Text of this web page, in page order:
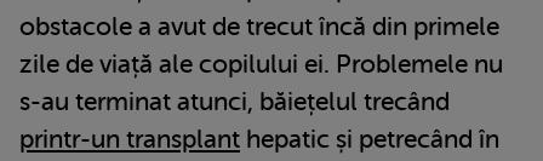
obstacole a avut de trecut încă din primele
zile de viață ale copilului ei. Problemele nu
s-au terminat atunci, băiețelul trecând
printr-un transplant hepatic și petrecând în